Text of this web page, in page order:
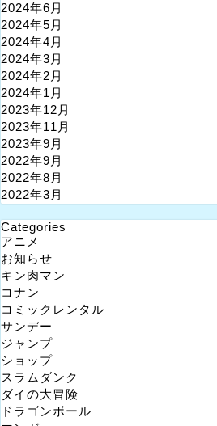
2024年6月
2024年5月
2024年4月
2024年3月
2024年2月
2024年1月
2023年12月
2023年11月
2023年9月
2022年9月
2022年8月
2022年3月
Categories
アニメ
お知らせ
キン肉マン
コナン
コミックレンタル
サンデー
ジャンプ
ショップ
スラムダンク
ダイの大冒険
ドラゴンボール